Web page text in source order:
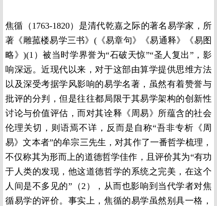
焦循（1763-1820）是清代乾嘉之际的著名易学家，所
著《雕菰楼易学三书》(《易章句》《易通释》《易图
略》)(1）被当时学界誉为“石破天惊”“圣人复出”，影
响深远。近现代以来，对于这部由算学提供思维方法
以及深受考据学风影响的易学名著，虽然有着赞誉与
批评的分判，但是往往都局限于其易学架构的创新性
讨论与价值评估，而对其诠释《周易》所蕴含的社会
伦理关切，则语焉不详，反而是自称“吾非专析《周
易》文本者”的牟宗三先生，对其作了一番哲学梳理，
不仅称其为形而上的道德哲学佳作，且评价其为“有功
于人类的发现，他这道德哲学的系统之完美，在这个
人间是不多见的”（2），从而也影响到当代学者对焦
循易学的评价。事实上，焦循的易学虽然别具一格，